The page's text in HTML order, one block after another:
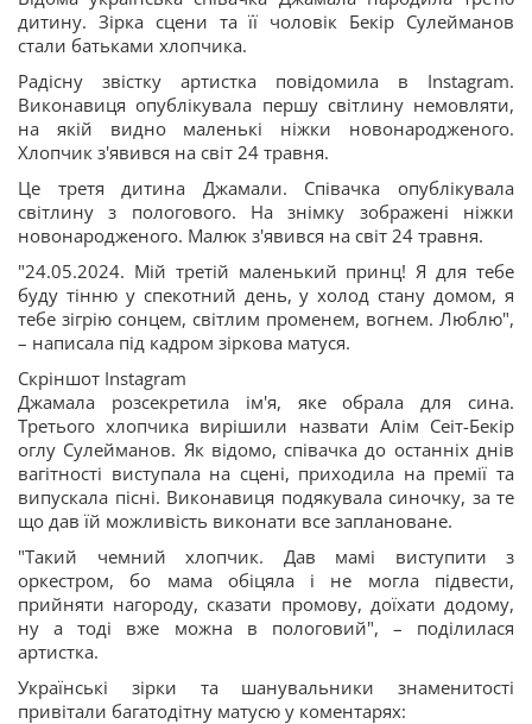
дитину. Зірка сцени та її чоловік Бекір Сулейманов
стали батьками хлопчика.
Радісну звістку артистка повідомила в Instagram.
Виконавиця опублікувала першу світлину немовляти,
на якій видно маленькі ніжки новонародженого.
Хлопчик з'явився на світ 24 травня.
Це третя дитина Джамали. Співачка опублікувала
світлину з пологового. На знімку зображені ніжки
новонародженого. Малюк з'явився на світ 24 травня.
"24.05.2024. Мій третій маленький принц! Я для тебе
буду тінню у спекотний день, у холод стану домом, я
тебе зігрію сонцем, світлим променем, вогнем. Люблю",
– написала під кадром зіркова матуся.
Скріншот Instagram
Джамала розсекретила ім'я, яке обрала для сина.
Третього хлопчика вирішили назвати Алім Сеіт-Бекір
оглу Сулейманов. Як відомо, співачка до останніх днів
вагітності виступала на сцені, приходила на премії та
випускала пісні. Виконавиця подякувала синочку, за те
що дав їй можливість виконати все заплановане.
"Такий чемний хлопчик. Дав мамі виступити з
оркестром, бо мама обіцяла і не могла підвести,
прийняти нагороду, сказати промову, доїхати додому,
ну а тоді вже можна в пологовий", – поділилася
артистка.
Українські зірки та шанувальники знаменитості
привітали багатодітну матусю у коментарях: